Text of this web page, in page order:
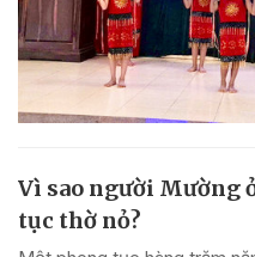
Vì sao người Mường
tục thờ nỏ?